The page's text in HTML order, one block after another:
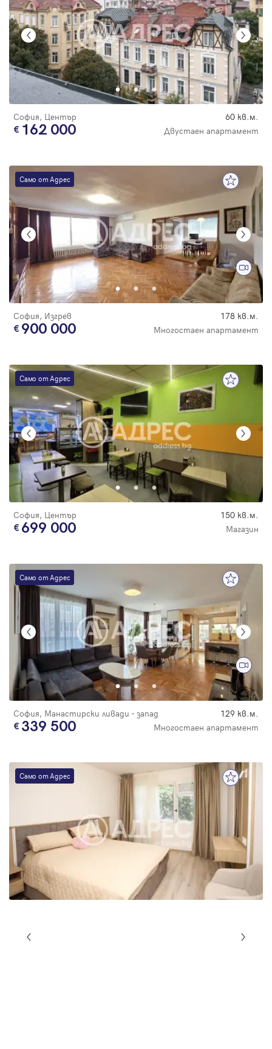
София, Център 60 кв.м.
162 000 Двустаен апартамент
Само от Адрес
София, Изгрев 178 кв.м.
900 000 Многостаен апартамент
Само от Адрес
София, Център 150 кв.м.
699 000 Магазин
Само от Адрес
София, Манастирски ливади - запад 129 кв.м.
339 500 Многостаен апартамент
Само от Адрес